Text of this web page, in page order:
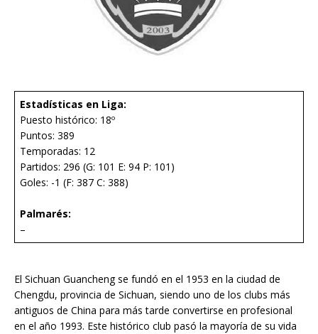
Estadísticas en Liga:
Puesto histórico: 18º
Puntos: 389
Temporadas: 12
Partidos: 296 (G: 101 E: 94 P: 101)
Goles: -1 (F: 387 C: 388)
Palmarés:
–
El Sichuan Guancheng se fundó en el 1953 en la ciudad de
Chengdu, provincia de Sichuan, siendo uno de los clubs más
antiguos de China para más tarde convertirse en profesional
en el año 1993. Este histórico club pasó la mayoría de su vida